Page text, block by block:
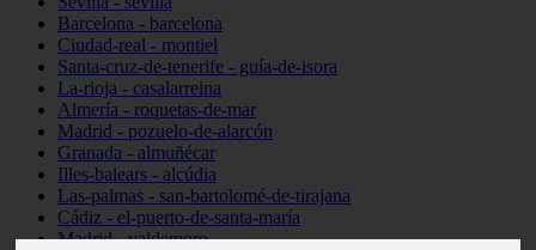
Barcelona - barcelona
Ciudad-real - montiel
Santa-cruz-de-tenerife - guía-de-isora
La-rioja - casalarreina
Almería - roquetas-de-mar
Madrid - pozuelo-de-alarcón
Granada - almuñécar
Illes-balears - alcúdia
Las-palmas - san-bartolomé-de-tirajana
Cádiz - el-puerto-de-santa-maría
Madrid - valdemoro